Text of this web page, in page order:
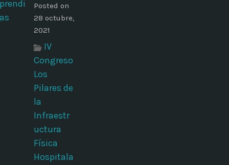
Posted on
28 octubre,
2021
IV
Congreso
Los
Pilares de
la
Infraestr
uctura
Física
Hospitala